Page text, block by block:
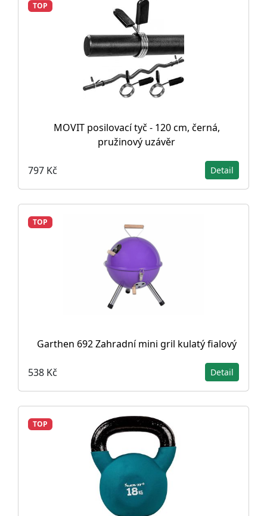
TOP
MOVIT posilovací tyč - 120 cm, černá,
pružinový uzávěr
797 Kč Detail
TOP
Garthen 692 Zahradní mini gril kulatý fialový
538 Kč Detail
TOP